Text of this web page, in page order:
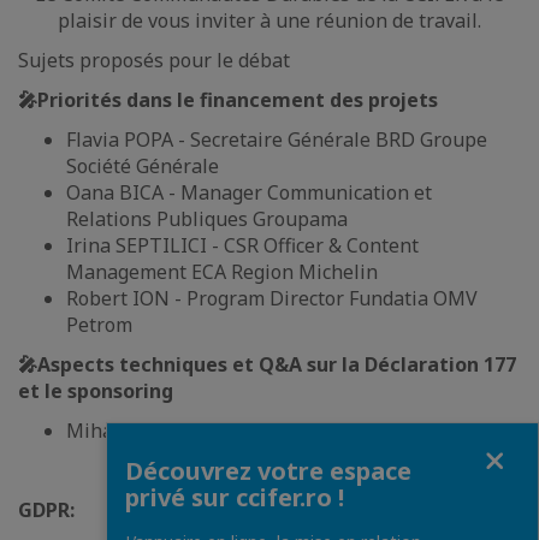
plaisir de vous inviter à une réunion de travail.
Sujets proposés pour le débat
🎤Priorités dans le financement des projets
Flavia POPA - Secretaire Générale BRD Groupe
Société Générale
Oana BICA - Manager Communication et
Relations Publiques Groupama
Irina SEPTILICI - CSR Officer & Content
Management ECA Region Michelin
Robert ION - Program Director Fundatia OMV
Petrom
🎤Aspects techniques et Q&A sur la Déclaration 177
et le sponsoring
Mihaela HAMPU - Tax Director Forvis Mazars
GDPR:
Découvrez votre espace
privé sur ccifer.ro !